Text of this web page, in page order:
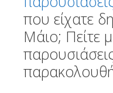
που είχατε
Μάιο; Πείτε